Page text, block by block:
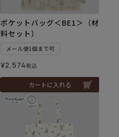
ポケットバッグ＜BE1＞（材
料セット）
メール便1個まで可
¥2,574税込
カートに入れる